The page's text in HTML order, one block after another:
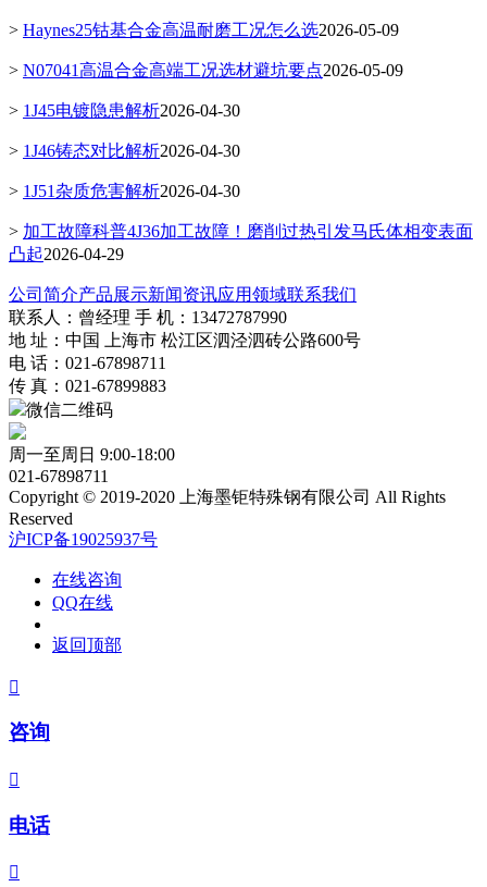
> Haynes25钴基合金高温耐磨工况怎么选2026-05-09
> N07041高温合金高端工况选材避坑要点2026-05-09
> 1J45电镀隐患解析2026-04-30
> 1J46铸态对比解析2026-04-30
> 1J51杂质危害解析2026-04-30
> 加工故障科普4J36加工故障！磨削过热引发马氏体相变表面
凸起2026-04-29
公司简介产品展示新闻资讯应用领域联系我们
联系人：曾经理 手 机：13472787990
地 址：中国 上海市 松江区泗泾泗砖公路600号
电 话：021-67898711
传 真：021-67899883
微信二维码
周一至周日 9:00-18:00
021-67898711
Copyright © 2019-2020 上海墨钜特殊钢有限公司 All Rights
Reserved
沪ICP备19025937号
在线咨询
QQ在线
返回顶部

咨询

电话
